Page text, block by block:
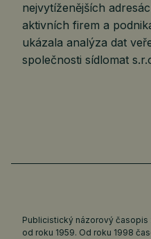
nejvytíženějších
aktivních firem a
ukázala analýza dat
společnosti sídlomat
Publicistický názorový
od roku 1959. Od roku 1998